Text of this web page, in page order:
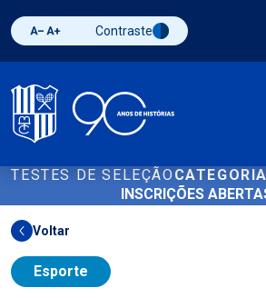
Diminuir fonte
Aumentar fonteAlternar contraste
Contraste
TESTES DE SELEÇÃO
INSCRIÇÕES
Voltar
Esporte